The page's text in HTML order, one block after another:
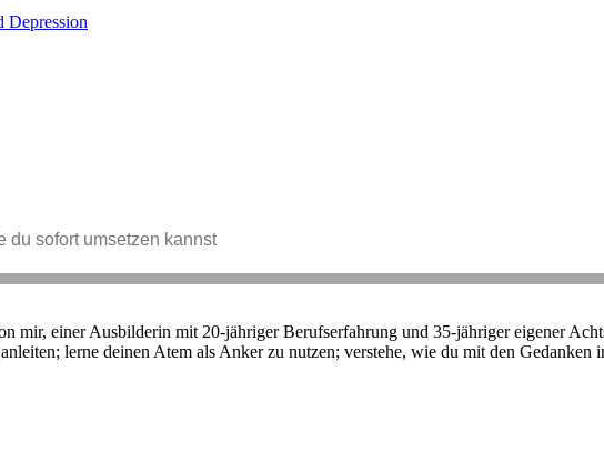
Depression
einer Ausbilderin mit 20-jähriger Berufserfahrung und 35-jähriger eigener
lerne deinen Atem als Anker zu nutzen; verstehe, wie du mit den Gedanken